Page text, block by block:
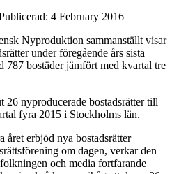
4 February 2016
Nyproduktion sammanställt visar
under föregående års sista
787 bostäder jämfört med kvartal tre
26 nyproducerade bostadsrätter till
fyra 2015 i Stockholms län.
året erbjöd nya bostadsrätter
om dagen, verkar den
och media fortfarande